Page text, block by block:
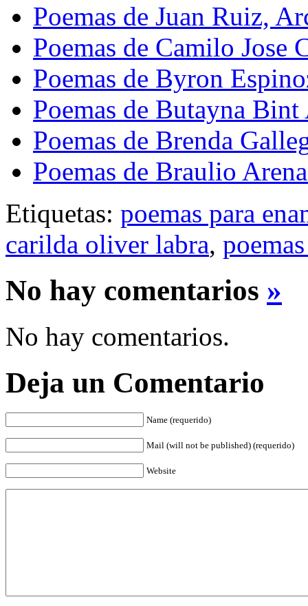
Poemas de Juan Ruiz,
Poemas de Camilo Jose
Poemas de Byron
Poemas de Butayna
Poemas de Brenda
Poemas de Braulio
Etiquetas: poemas para
carilda oliver labra,
No hay comentarios »
No hay comentarios.
Deja un Comentario
Name (requerido)
Mail (will not be published) (requerido)
Website